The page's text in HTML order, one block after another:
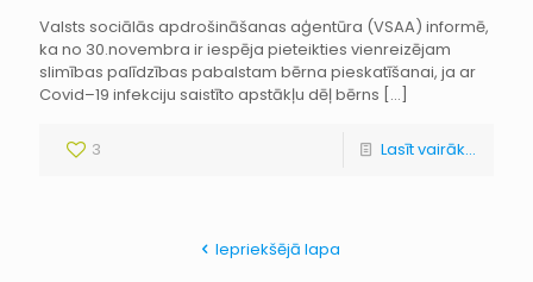
Valsts sociālās apdrošināšanas aģentūra (VSAA) informē,
ka no 30.novembra ir iespēja pieteikties vienreizējam
slimības palīdzības pabalstam bērna pieskatīšanai, ja ar
Covid–19 infekciju saistīto apstākļu dēļ bērns […]
3 Lasīt vairāk...
Iepriekšējā lapa